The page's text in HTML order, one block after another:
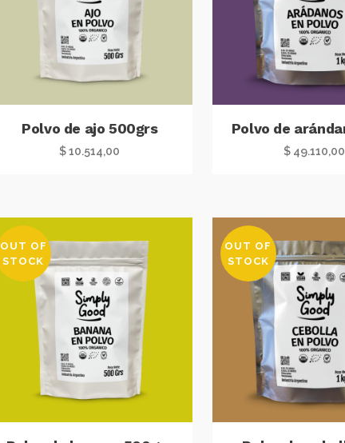
Polvo de ajo 500grs
$10.514,00
Polvo de
$ 49.110,00
OUT OF
STOCK
OUT OF
STOCK